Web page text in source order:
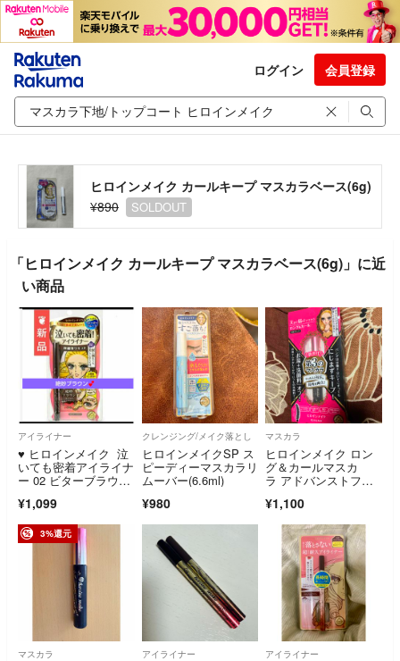
ログイン 会員登録
ヒロインメイク カールキープ マスカラベース(6g)
¥890
SOLDOUT
「ヒロインメイク カールキープ マスカラベース(6g)」に近
い商品
アイライナー
♥ ヒロインメイク 泣
いても密着アイライナ
ー 02 ビターブラウ
¥1,099
クレンジング/メイク落とし
ヒロインメイクSP ス
ピーディーマスカラリ
ムーバー(6.6ml)
¥980
マスカラ
ヒロインメイク ロン
グ＆カールマスカ
ラ アドバンストフィ
¥1,100
3%還元
マスカラ アイライナー アイライナー